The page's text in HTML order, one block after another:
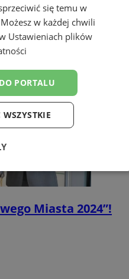
Miasta 2024”!
się temu w
w każdej chwili
Ustawieniach plików
PORTALU
WSZYSTKIE
Targetowanie
Niesklasyfikowane